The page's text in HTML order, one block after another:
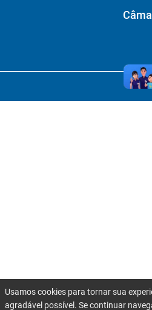
Usamos cookies para tornar sua
agradável possível. Se continuar